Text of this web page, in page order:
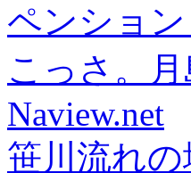
ペンショ
こっさ。
Naview.net
笹川流れ